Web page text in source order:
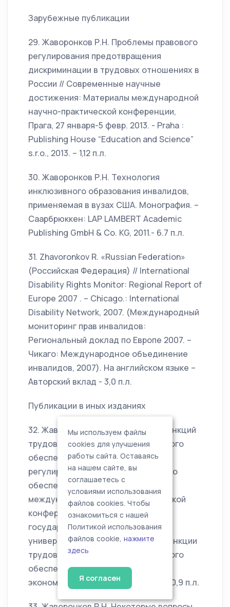
Зарубежные публикации
29. Жаворонков Р.Н. Проблемы правового
регулирования предотвращения
дискриминации в трудовых отношениях в
России // Современные научные
достижения: Материалы международной
научно-практической конференции,
Прага, 27 января-5 февр. 2013. - Praha :
Publishing House “Education and Science”
s.r.o., 2013. – 1,12 п.л.
30. Жаворонков Р.Н. Технология
инклюзивного образования инвалидов,
применяемая в вузах США. Монография. –
Саарбрюккен: LAP LAMBERT Academic
Publishing GmbH & Co. KG, 2011.- 6.7 п.л.
31. Zhavoronkov R. «Russian Federation»
(Российская Федерация) // International
Disability Rights Monitor: Regional Report of
Europe 2007 . – Chicago.: International
Disability Network, 2007. (Международный
мониторинг прав инвалидов:
Региональный доклад по Европе 2007. –
Чикаго: Международное объединение
инвалидов, 2007). На английском языке –
Авторский вклад - 3,0 п.л.
Публикации в иных изданиях
32. Жаворонков Р.Н. Реализация функций
трудового права и права социального
обеспечения при правовом
регулировании труда и социального
обеспечения // Материалы Х
международной научно-практической
конференции Московского
государственного юридического
университета им. О.Е.Кутафина «Функции
трудового права и права социального
обеспечения в условиях рыночной
экономики». - М.: Проспект, 2014. – 0,9 п.л.
Мы используем файлы
cookies для улучшения
работы сайта. Оставаясь
на нашем сайте, вы
соглашаетесь с
условиями использования
файлов cookies. Чтобы
ознакомиться с нашей
Политикой использования
файлов cookie, нажмите
здесь
Я согласен